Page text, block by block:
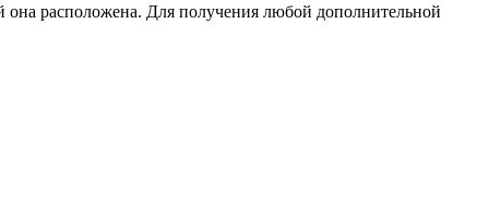
она расположена. Для получения любой дополнительной